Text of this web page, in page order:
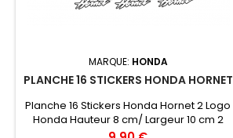
MARQUE: HONDA
PLANCHE 16 STICKERS HONDA HORNET
Planche 16 Stickers Honda Hornet 2 Logo
Honda Hauteur 8 cm/ Largeur 10 cm 2
Logo Honda Hauteur 5 cm/ Largeur 7